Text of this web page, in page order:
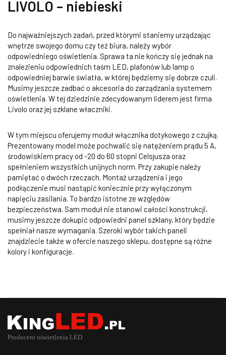
LIVOLO – niebieski
Do najważniejszych zadań, przed którymi staniemy urządzając
wnętrze swojego domu czy też biura, należy wybór
odpowiedniego oświetlenia. Sprawa ta nie kończy się jednak na
znalezieniu odpowiednich taśm LED, plafonów lub lamp o
odpowiedniej barwie światła, w której będziemy się dobrze czuli.
Musimy jeszcze zadbać o akcesoria do zarządzania systemem
oświetlenia. W tej dziedzinie zdecydowanym liderem jest firma
Livolo oraz jej szklane właczniki.
W tym miejscu oferujemy moduł włącznika dotykowego z czujką.
Prezentowany model może pochwalić się natężeniem prądu 5 A,
środowiskiem pracy od -20 do 60 stopni Celsjusza oraz
spełnieniem wszystkich unijnych norm. Przy zakupie należy
pamiętać o dwóch rzeczach. Montaż urządzenia i jego
podłączenie musi nastąpić koniecznie przy wyłączonym
napięciu zasilania. To bardzo istotne ze względów
bezpieczeństwa. Sam moduł nie stanowi całości konstrukcji,
musimy jeszcze dokupić odpowiedni panel szklany, który będzie
spełniał nasze wymagania. Szeroki wybór takich paneli
znajdziecie także w ofercie naszego sklepu, dostępne są różne
kolory i konfiguracje.